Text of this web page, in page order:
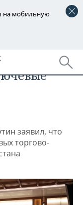
на мобильную
заявил, что
торгово-